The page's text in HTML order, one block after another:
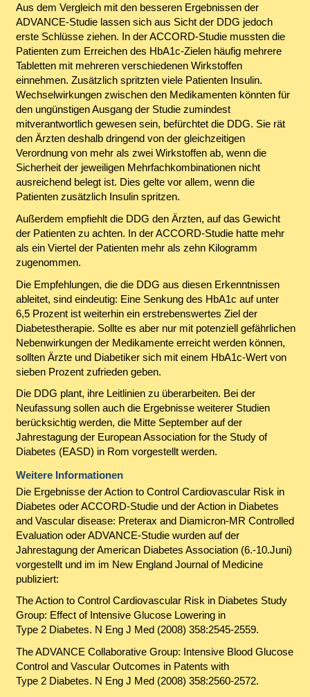
Aus dem Vergleich mit den besseren Ergebnissen der
ADVANCE-Studie lassen sich aus Sicht der DDG jedoch
erste Schlüsse ziehen. In der ACCORD-Studie mussten die
Patienten zum Erreichen des HbA1c-Zielen häufig mehrere
Tabletten mit mehreren verschiedenen Wirkstoffen
einnehmen. Zusätzlich spritzten viele Patienten Insulin.
Wechselwirkungen zwischen den Medikamenten könnten für
den ungünstigen Ausgang der Studie zumindest
mitverantwortlich gewesen sein, befürchtet die DDG. Sie rät
den Ärzten deshalb dringend von der gleichzeitigen
Verordnung von mehr als zwei Wirkstoffen ab, wenn die
Sicherheit der jeweiligen Mehrfachkombinationen nicht
ausreichend belegt ist. Dies gelte vor allem, wenn die
Patienten zusätzlich Insulin spritzen.
Außerdem empfiehlt die DDG den Ärzten, auf das Gewicht
der Patienten zu achten. In der ACCORD-Studie hatte mehr
als ein Viertel der Patienten mehr als zehn Kilogramm
zugenommen.
Die Empfehlungen, die die DDG aus diesen Erkenntnissen
ableitet, sind eindeutig: Eine Senkung des HbA1c auf unter
6,5 Prozent ist weiterhin ein erstrebenswertes Ziel der
Diabetestherapie. Sollte es aber nur mit potenziell gefährlichen
Nebenwirkungen der Medikamente erreicht werden können,
sollten Ärzte und Diabetiker sich mit einem HbA1c-Wert von
sieben Prozent zufrieden geben.
Die DDG plant, ihre Leitlinien zu überarbeiten. Bei der
Neufassung sollen auch die Ergebnisse weiterer Studien
berücksichtig werden, die Mitte September auf der
Jahrestagung der European Association for the Study of
Diabetes (EASD) in Rom vorgestellt werden.
Weitere Informationen
Die Ergebnisse der Action to Control Cardiovascular Risk in
Diabetes oder ACCORD-Studie und der Action in Diabetes
and Vascular disease: Preterax and Diamicron-MR Controlled
Evaluation oder ADVANCE-Studie wurden auf der
Jahrestagung der American Diabetes Association (6.-10.Juni)
vorgestellt und im im New England Journal of Medicine
publiziert:
The Action to Control Cardiovascular Risk in Diabetes Study
Group: Effect of Intensive Glucose Lowering in
Type 2 Diabetes. N Eng J Med (2008) 358:2545-2559.
The ADVANCE Collaborative Group: Intensive Blood Glucose
Control and Vascular Outcomes in Patents with
Type 2 Diabetes. N Eng J Med (2008) 358:2560-2572.